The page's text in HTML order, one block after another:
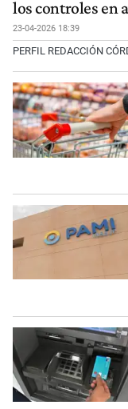
los controles en
23-04-2026 18:39
PERFIL REDACCIÓN